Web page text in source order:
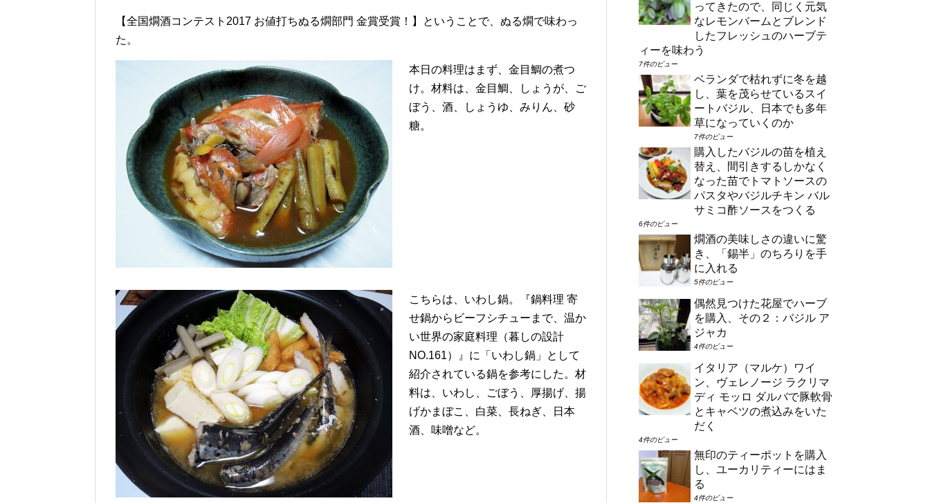
【全国燗酒コンテスト2017 お値打ちぬる燗部門 金賞受賞！】ということで、ぬる燗で味わっ
た。
本日の料理はまず、金目鯛の煮つ
け。材料は、金目鯛、しょうが、ご
ぼう、酒、しょうゆ、みりん、砂
糖。
こちらは、いわし鍋。『鍋料理 寄
せ鍋からビーフシチューまで、温か
い世界の家庭料理（暮しの設計
NO.161）』に「いわし鍋」として
紹介されている鍋を参考にした。材
料は、いわし、ごぼう、厚揚げ、揚
げかまぼこ、白菜、長ねぎ、日本
酒、味噌など。
ってきたので、同じく元気
なレモンバームとブレンド
したフレッシュのハーブテ
ィーを味わう
7件のビュー
ベランダで枯れずに冬を越
し、葉を茂らせているスイ
ートバジル、日本でも多年
草になっていくのか
7件のビュー
購入したバジルの苗を植え
替え、間引きするしかなく
なった苗でトマトソースの
パスタやバジルチキン バル
サミコ酢ソースをつくる
6件のビュー
燗酒の美味しさの違いに驚
き、「錫半」のちろりを手
に入れる
5件のビュー
偶然見つけた花屋でハーブ
を購入、その２：バジル ア
ジャカ
4件のビュー
イタリア（マルケ）ワイ
ン、ヴェレノージ ラクリマ
ディ モッロ ダルバで豚軟骨
とキャベツの煮込みをいた
だく
4件のビュー
無印のティーポットを購入
し、ユーカリティーにはま
る
4件のビュー